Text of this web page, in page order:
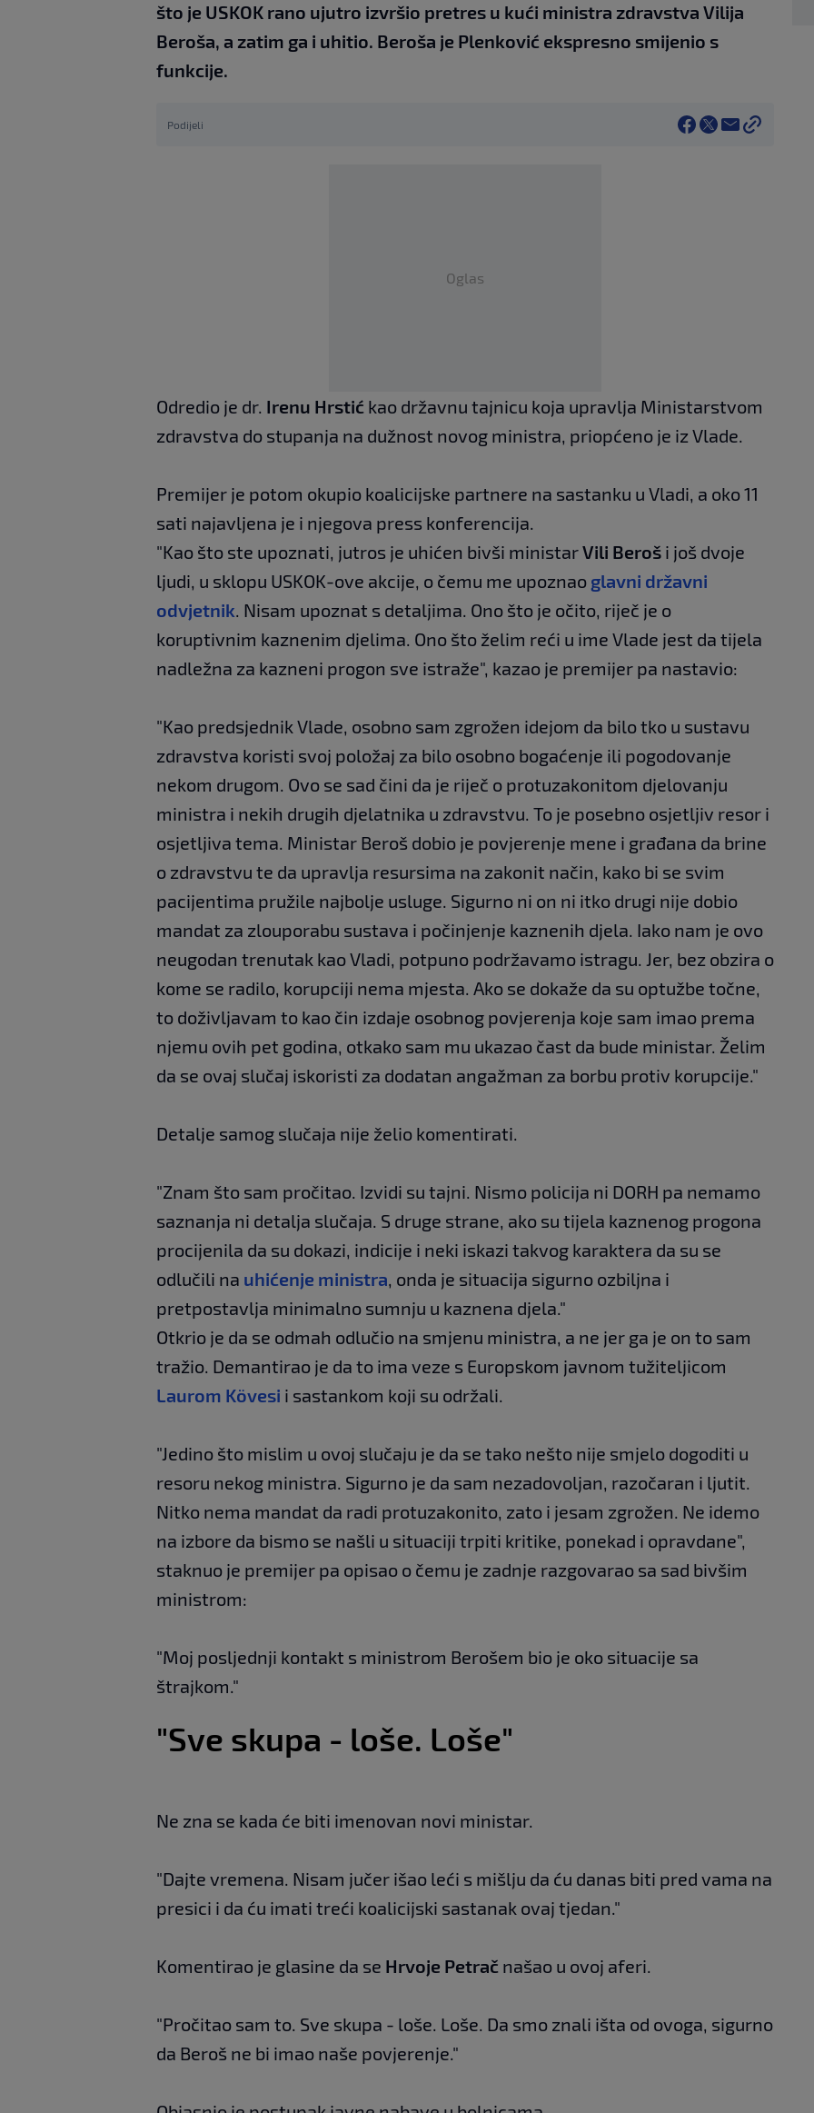
što je USKOK rano ujutro izvršio pretres u kući ministra zdravstva Vilija
Beroša, a zatim ga i uhitio. Beroša je Plenković ekspresno smijenio s
funkcije.
Podijeli
Oglas
Odredio je dr. Irenu Hrstić kao državnu tajnicu koja upravlja Ministarstvom
zdravstva do stupanja na dužnost novog ministra, priopćeno je iz Vlade.
Premijer je potom okupio koalicijske partnere na sastanku u Vladi, a oko 11
sati najavljena je i njegova press konferencija.
"Kao što ste upoznati, jutros je uhićen bivši ministarVili Beroš i još dvoje
ljudi, u sklopu USKOK-ove akcije, o čemu me upoznao glavni državni
odvjetnik. Nisam upoznat s detaljima. Ono što je očito, riječ je o
koruptivnim kaznenim djelima. Ono što želim reći u ime Vlade jest da tijela
nadležna za kazneni progon sve istraže", kazao je premijer pa nastavio:
"Kao predsjednik Vlade, osobno sam zgrožen idejom da bilo tko u sustavu
zdravstva koristi svoj položaj za bilo osobno bogaćenje ili pogodovanje
nekom drugom. Ovo se sad čini da je riječ o protuzakonitom djelovanju
ministra i nekih drugih djelatnika u zdravstvu. To je posebno osjetljiv resor i
osjetljiva tema. Ministar Beroš dobio je povjerenje mene i građana da brine
o zdravstvu te da upravlja resursima na zakonit način, kako bi se svim
pacijentima pružile najbolje usluge. Sigurno ni on ni itko drugi nije dobio
mandat za zlouporabu sustava i počinjenje kaznenih djela. Iako nam je ovo
neugodan trenutak kao Vladi, potpuno podržavamo istragu. Jer, bez obzira o
kome se radilo, korupciji nema mjesta. Ako se dokaže da su optužbe točne,
to doživljavam to kao čin izdaje osobnog povjerenja koje sam imao prema
njemu ovih pet godina, otkako sam mu ukazao čast da bude ministar. Želim
da se ovaj slučaj iskoristi za dodatan angažman za borbu protiv korupcije."
Detalje samog slučaja nije želio komentirati.
"Znam što sam pročitao. Izvidi su tajni. Nismo policija ni DORH pa nemamo
saznanja ni detalja slučaja. S druge strane, ako su tijela kaznenog progona
procijenila da su dokazi, indicije i neki iskazi takvog karaktera da su se
odlučili na uhićenje ministra, onda je situacija sigurno ozbiljna i
pretpostavlja minimalno sumnju u kaznena djela."
Otkrio je da se odmah odlučio na smjenu ministra, a ne jer ga je on to sam
tražio. Demantirao je da to ima veze s Europskom javnom tužiteljicom
Laurom Kövesi i sastankom koji su održali.
"Jedino što mislim u ovoj slučaju je da se tako nešto nije smjelo dogoditi u
resoru nekog ministra. Sigurno je da sam nezadovoljan, razočaran i ljutit.
Nitko nema mandat da radi protuzakonito, zato i jesam zgrožen. Ne idemo
na izbore da bismo se našli u situaciji trpiti kritike, ponekad i opravdane",
staknuo je premijer pa opisao o čemu je zadnje razgovarao sa sad bivšim
ministrom:
"Moj posljednji kontakt s ministrom Berošem bio je oko situacije sa
štrajkom."
"Sve skupa - loše. Loše"
Ne zna se kada će biti imenovan novi ministar.
"Dajte vremena. Nisam jučer išao leći s mišlju da ću danas biti pred vama na
presici i da ću imati treći koalicijski sastanak ovaj tjedan."
Komentirao je glasine da se Hrvoje Petrač našao u ovoj aferi.
"Pročitao sam to. Sve skupa - loše. Loše. Da smo znali išta od ovoga, sigurno
da Beroš ne bi imao naše povjerenje."